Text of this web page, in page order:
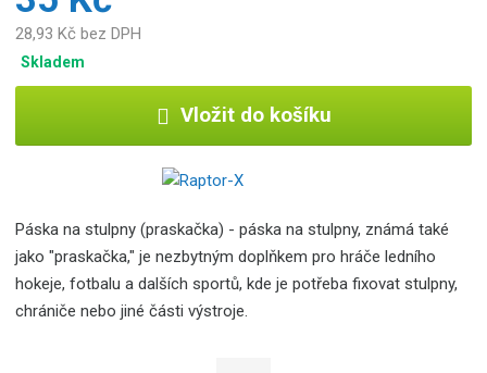
28,93 Kč bez DPH
Skladem
Vložit do košíku
Páska na stulpny (praskačka) - páska na stulpny, známá také
jako "praskačka," je nezbytným doplňkem pro hráče ledního
hokeje, fotbalu a dalších sportů, kde je potřeba fixovat stulpny,
chrániče nebo jiné části výstroje.